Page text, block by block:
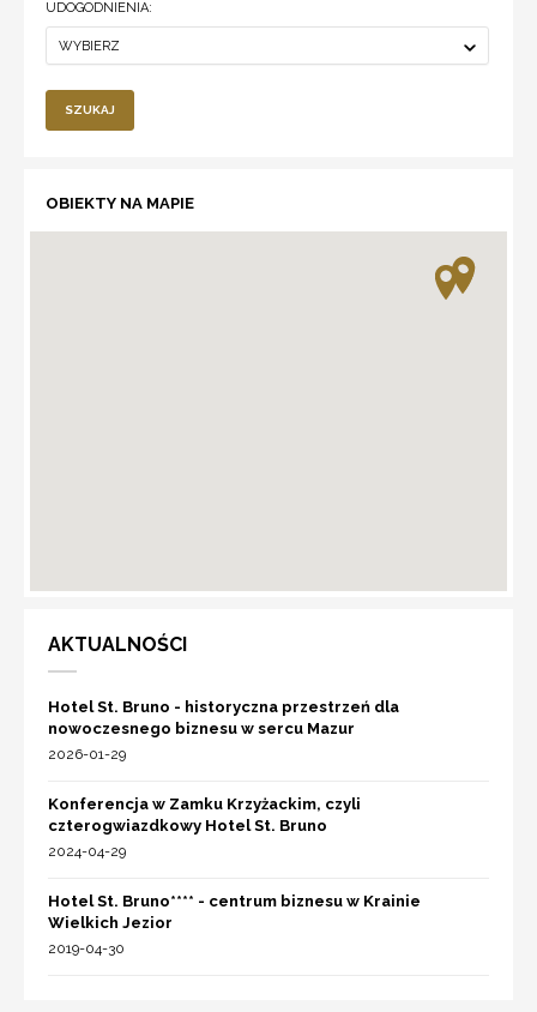
UDOGODNIENIA:
WYBIERZ
SZUKAJ
OBIEKTY NA MAPIE
AKTUALNOŚCI
Hotel St. Bruno - historyczna przestrzeń dla
nowoczesnego biznesu w sercu Mazur
2026-01-29
Konferencja w Zamku Krzyżackim, czyli
czterogwiazdkowy Hotel St. Bruno
2024-04-29
Hotel St. Bruno**** - centrum biznesu w Krainie
Wielkich Jezior
2019-04-30